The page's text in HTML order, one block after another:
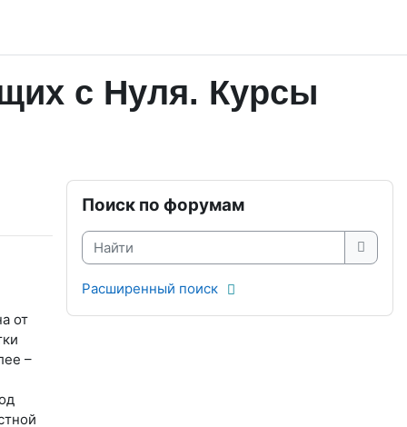
с Нуля. Курсы
от
–
Блоки
Пропустить Поиск по форумам
Поиск по форумам
Найти
Найти
Расширенный поиск